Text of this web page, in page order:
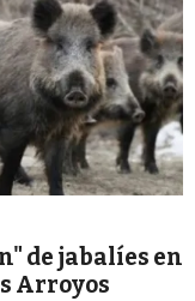
de jabalíes en
Arroyos